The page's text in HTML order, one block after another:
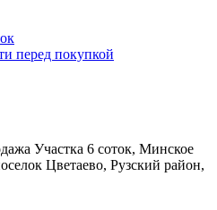
перед покупкой
Участка 6 соток, Минское
Цветаево, Рузский район,